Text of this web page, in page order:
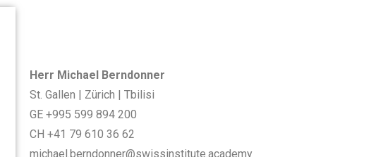
Herr Michael Berndonner
St. Gallen | Zürich | Tbilisi
GE +995 599 894 200
CH +41 79 610 36 62
michael.berndonner@swissinstitute.academy